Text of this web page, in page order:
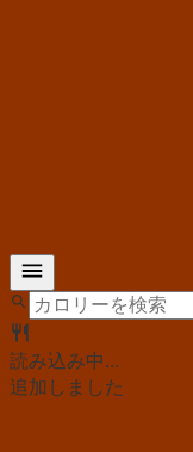
読み込み中...
追加しました